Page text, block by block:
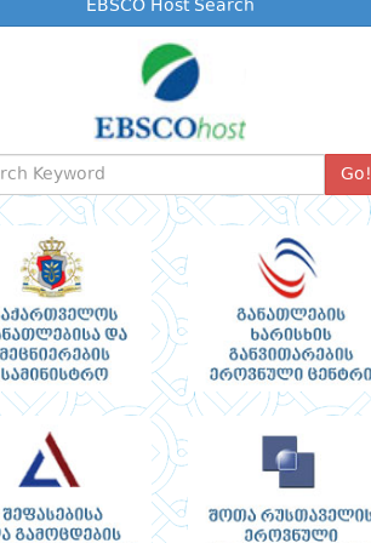
EBSCO Host Search
Go!